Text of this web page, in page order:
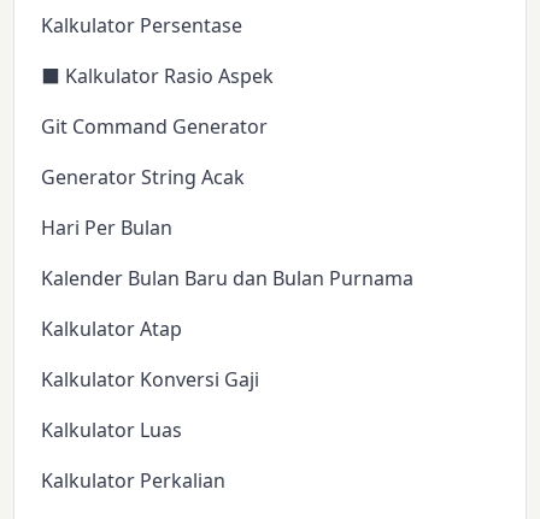
Kalkulator Persentase
⬛ Kalkulator Rasio Aspek
Git Command Generator
Generator String Acak
Hari Per Bulan
Kalender Bulan Baru dan Bulan Purnama
Kalkulator Atap
Kalkulator Konversi Gaji
Kalkulator Luas
Kalkulator Perkalian